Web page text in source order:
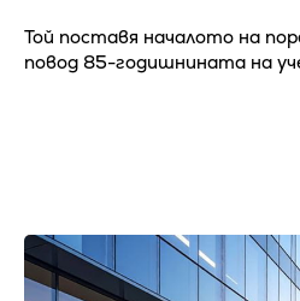
Той поставя началото на
повод 85-годишнината на